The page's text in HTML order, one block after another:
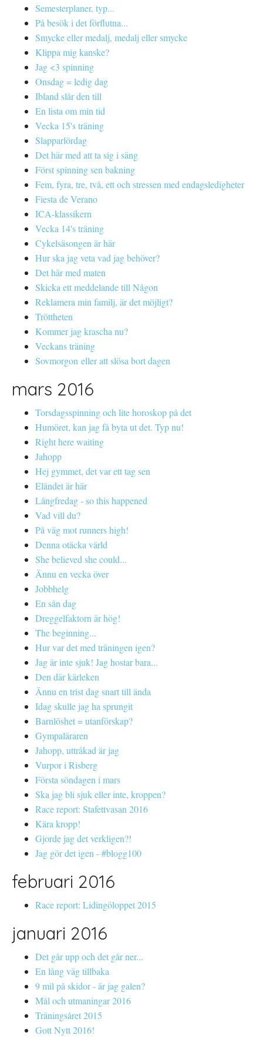
Semesterplaner, typ...
På besök i det förflutna...
Smycke eller medalj, medalj eller smycke
Klippa mig kanske?
Jag <3 spinning
Onsdag = ledig dag
Ibland slår den till
En lista om min tid
Vecka 15's träning
Slapparlördag
Det här med att ta sig i säng
Först spinning sen bakning
Fem, fyra, tre, två, ett och stressen med endagsledigheter
Fiesta de Verano
ICA-klassikern
Vecka 14's träning
Cykelsäsongen är här
Hur ska jag veta vad jag behöver?
Det här med maten
Skicka ett meddelande till Någon
Reklamera min familj, är det möjligt?
Tröttheten
Kommer jag krascha nu?
Veckans träning
Sovmorgon eller att slösa bort dagen
mars 2016
Torsdagsspinning och lite horoskop på det
Humöret, kan jag få byta ut det. Typ nu!
Right here waiting
Jahopp
Hej gymmet, det var ett tag sen
Eländet är här
Långfredag - so this happened
Vad vill du?
På väg mot runners high!
Denna otäcka värld
She believed she could...
Ännu en vecka över
Jobbhelg
En sån dag
Dreggelfaktorn är hög!
The beginning...
Hur var det med träningen igen?
Jag är inte sjuk! Jag hostar bara...
Den där kärleken
Ännu en trist dag snart till ända
Idag skulle jag ha sprungit
Barnlöshet = utanförskap?
Gympaläraren
Jahopp, uttråkad är jag
Vurpor i Risberg
Första söndagen i mars
Ska jag bli sjuk eller inte, kroppen?
Race report: Stafettvasan 2016
Kära kropp!
Gjorde jag det verkligen?!
Jag gör det igen - #blogg100
februari 2016
Race report: Lidingöloppet 2015
januari 2016
Det går upp och det går ner...
En lång väg tillbaka
9 mil på skidor - är jag galen?
Mål och utmaningar 2016
Träningsåret 2015
Gott Nytt 2016!